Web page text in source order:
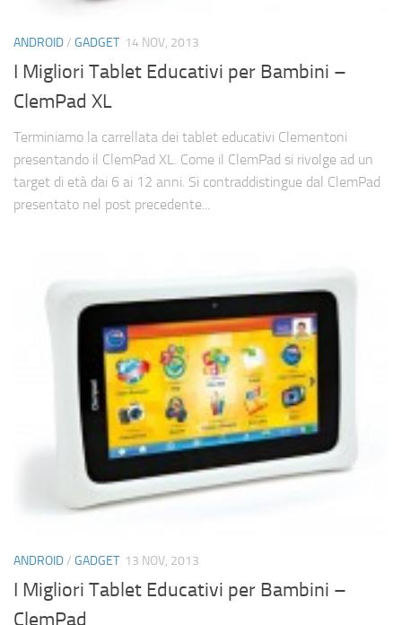
ANDROID/ GADGET 14 NOV, 2013
I Migliori Tablet Educativi per Bambini –
ClemPad XL
Terminiamo la carrellata dei tablet educativi Clementoni
presentando il ClemPad XL. Come il ClemPad si rivolge ad un
target di età dai 6 ai 12 anni. Si contraddistingue dal ClemPad
presentato nel post precedente...
ANDROID/ GADGET 13 NOV, 2013
I Migliori Tablet Educativi per Bambini –
ClemPad